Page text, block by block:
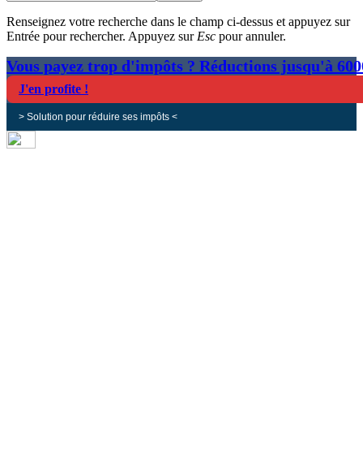
Renseignez votre recherche dans le champ ci-dessus et appuyez sur
Entrée pour rechercher. Appuyez sur Esc pour annuler.
Vous payez trop d'impôts ? Réductions jusqu'à
J'en profite !
> Solution pour réduire ses impôts <